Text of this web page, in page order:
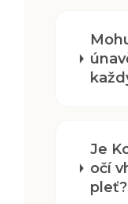
Je
očí
pleť?